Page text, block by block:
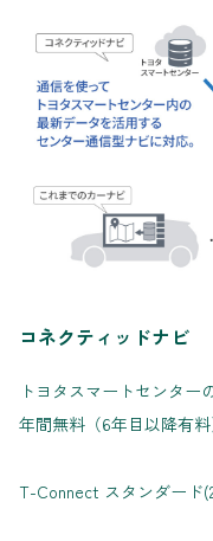
コネクティッドナビ
トヨタスマートセンター
年間無料（6年目以降有料
T-Connect スタンダード